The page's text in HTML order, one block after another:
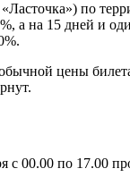
по
а на 15 дней и
цены
с 00.00 по 17.00